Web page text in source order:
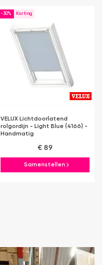
-30%
VELUX Lichtdoorlatend
rolgordijn - Light Blue (4166) -
Handmatig
€ 89
Samenstellen